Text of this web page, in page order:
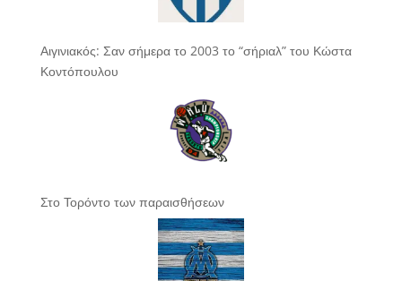
Αιγινιακός: Σαν σήμερα το 2003 το “σήριαλ” του Κώστα
Κοντόπουλου
Στο Τορόντο των παραισθήσεων